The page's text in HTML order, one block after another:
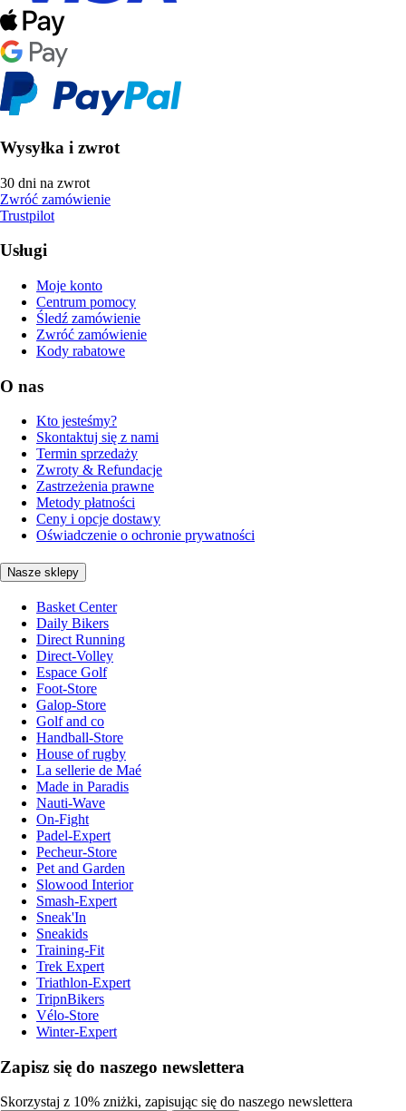
Wysyłka i zwrot
30 dni na zwrot
Zwróć zamówienie
Trustpilot
Usługi
Moje konto
Centrum pomocy
Śledź zamówienie
Zwróć zamówienie
Kody rabatowe
O nas
Kto jesteśmy?
Skontaktuj się z nami
Termin sprzedaży
Zwroty & Refundacje
Zastrzeżenia prawne
Metody płatności
Ceny i opcje dostawy
Oświadczenie o ochronie prywatności
Nasze sklepy
Basket Center
Daily Bikers
Direct Running
Direct-Volley
Espace Golf
Foot-Store
Galop-Store
Golf and co
Handball-Store
House of rugby
La sellerie de Maé
Made in Paradis
Nauti-Wave
On-Fight
Padel-Expert
Pecheur-Store
Pet and Garden
Slowood Interior
Smash-Expert
Sneak'In
Sneakids
Training-Fit
Trek Expert
Triathlon-Expert
TripnBikers
Vélo-Store
Winter-Expert
Zapisz się do naszego newslettera
Skorzystaj z 10% zniżki, zapisując się do naszego newslettera